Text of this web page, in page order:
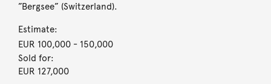
”Bergsee” (Switzerland).
Estimate:
EUR 100,000- 150,000
Sold for:
EUR 127,000